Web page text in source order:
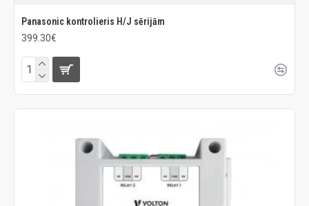
Panasonic kontrolieris H/J sērijām
399.30€